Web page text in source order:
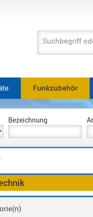
Suchbegriff
Funkzubehör
Bezeichnung